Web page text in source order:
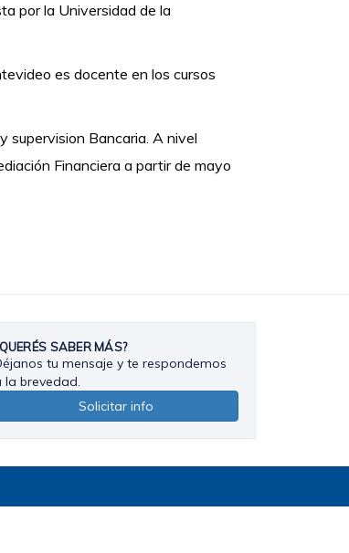
por la Universidad de la
es docente en los cursos
supervision Bancaria. A nivel
Financiera a partir de mayo
SABER MÁS?
tu mensaje y te respondemos
la brevedad.
Solicitar info